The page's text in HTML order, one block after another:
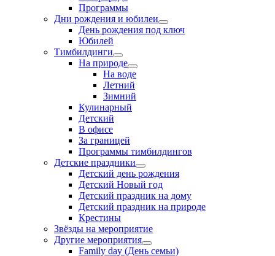
Программы
Дни рождения и юбилеи
День рождения под ключ
Юбилей
Тимбилдинги
На природе
На воде
Летний
Зимний
Кулинарный
Детский
В офисе
За границей
Программы тимбилдингов
Детские праздники
Детский день рождения
Детский Новый год
Детский праздник на дому
Детский праздник на природе
Крестины
Звёзды на мероприятие
Другие мероприятия
Family day (День семьи)